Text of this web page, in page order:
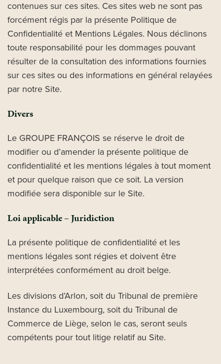
contenues sur ces sites. Ces sites web ne sont pas
forcément régis par la présente Politique de
Confidentialité et Mentions Légales. Nous déclinons
toute responsabilité pour les dommages pouvant
résulter de la consultation des informations fournies
sur ces sites ou des informations en général relayées
par notre Site.
Divers
Le GROUPE FRANÇOIS se réserve le droit de
modifier ou d’amender la présente politique de
confidentialité et les mentions légales à tout moment
et pour quelque raison que ce soit. La version
modifiée sera disponible sur le Site.
Loi applicable – Juridiction
La présente politique de confidentialité et les
mentions légales sont régies et doivent être
interprétées conformément au droit belge.
Les divisions d’Arlon, soit du Tribunal de première
Instance du Luxembourg, soit du Tribunal de
Commerce de Liège, selon le cas, seront seuls
compétents pour tout litige relatif au Site.